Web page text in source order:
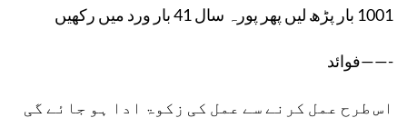
1001 بار پڑھ لیں پھر پورہ سال 41 بار ورد میں رکھیں
فوائد——-
اس طرح عمل کرنے سے عمل کی زکوۃ ادا ہو جائے گی